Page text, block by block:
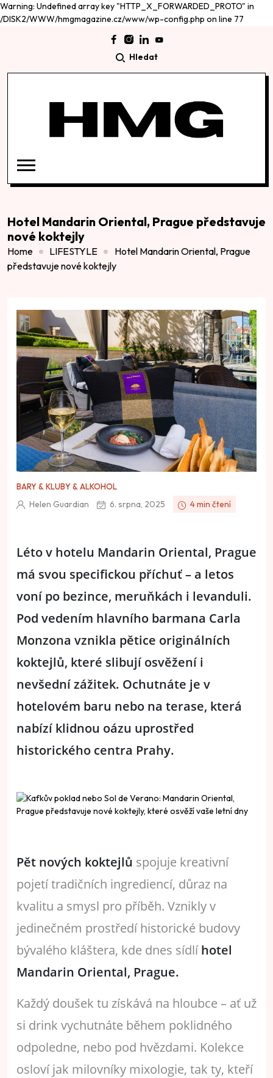
Warning: Undefined array key "HTTP_X_FORWARDED_PROTO" in
/DISK2/WWW/hmgmagazine.cz/www/wp-config.php on line 77
Hledat
Hotel Mandarin Oriental, Prague představuje
nové koktejly
Home LIFESTYLE
Hotel Mandarin Oriental, Prague
představuje nové koktejly
BARY & KLUBY & ALKOHOL
Helen Guardian 6. srpna, 2025 4 min čtení
Léto v hotelu Mandarin Oriental, Prague
má svou specifickou příchuť – a letos
voní po bezince, meruňkách i levanduli.
Pod vedením hlavního barmana Carla
Monzona vznikla pětice originálních
koktejlů, které slibují osvěžení i
nevšední zážitek. Ochutnáte je v
hotelovém baru nebo na terase, která
nabízí klidnou oázu uprostřed
historického centra Prahy.
Pět nových koktejlů spojuje kreativní
pojetí tradičních ingrediencí, důraz na
kvalitu a smysl pro příběh. Vznikly v
jedinečném prostředí historické budovy
bývalého kláštera, kde dnes sídlíhotel
Mandarin Oriental, Prague.
Každý doušek tu získává na hloubce – ať už
si drink vychutnáte během poklidného
odpoledne, nebo pod hvězdami. Kolekce
osloví jak milovníky mixologie, tak ty, kteří